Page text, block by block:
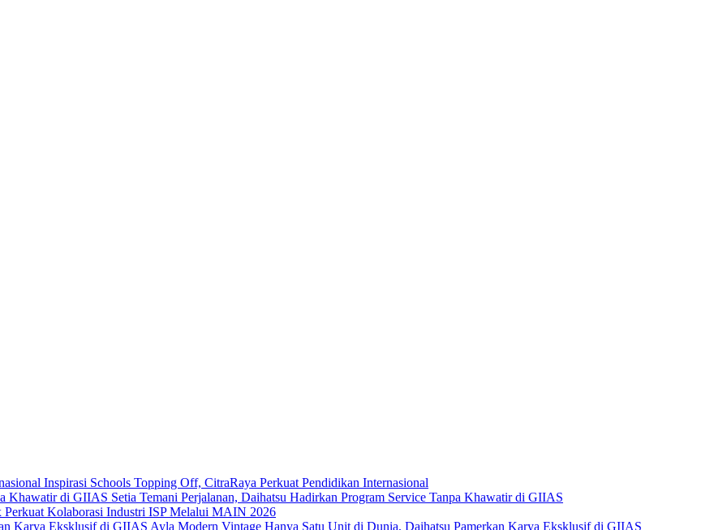
Inspirasi Schools Topping Off, CitraRaya Perkuat Pendidikan Internasional
Setia Temani Perjalanan, Daihatsu Hadirkan Program Service Tanpa Khawatir di GIIAS
Perkuat Kolaborasi Industri ISP Melalui MAIN 2026
Ayla Modern Vintage Hanya Satu Unit di Dunia, Daihatsu Pamerkan Karya Eksklusif di GIIAS